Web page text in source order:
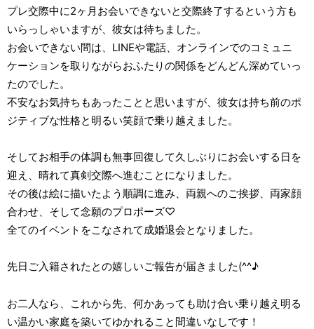
プレ交際中に2ヶ月お会いできないと交際終了するという方も
いらっしゃいますが、彼女は待ちました。
お会いできない間は、LINEや電話、オンラインでのコミュニ
ケーションを取りながらおふたりの関係をどんどん深めていっ
たのでした。
不安なお気持ちもあったことと思いますが、彼女は持ち前のポ
ジティブな性格と明るい笑顔で乗り越えました。
そしてお相手の体調も無事回復して久しぶりにお会いする日を
迎え、晴れて真剣交際へ進むことになりました。
その後は絵に描いたよう順調に進み、両親へのご挨拶、両家顔
合わせ、そして念願のプロポーズ♡
全てのイベントをこなされて成婚退会となりました。
先日ご入籍されたとの嬉しいご報告が届きました(^^♪
お二人なら、これから先、何かあっても助け合い乗り越え明る
い温かい家庭を築いてゆかれること間違いなしです！